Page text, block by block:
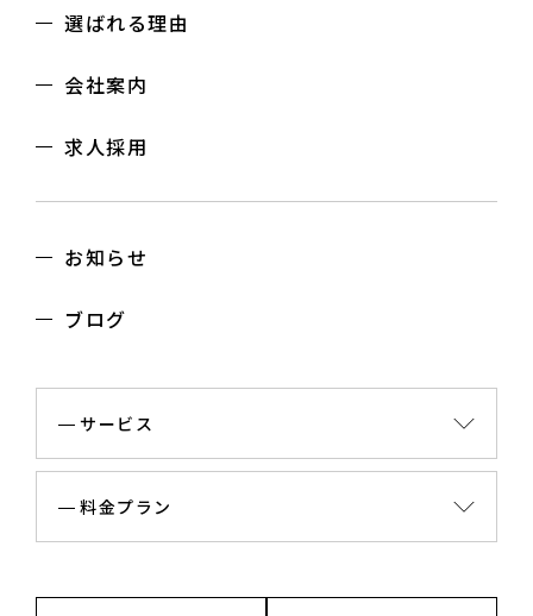
選ばれる理由
会社案内
求人採用
お知らせ
ブログ
サービス
料金プラン